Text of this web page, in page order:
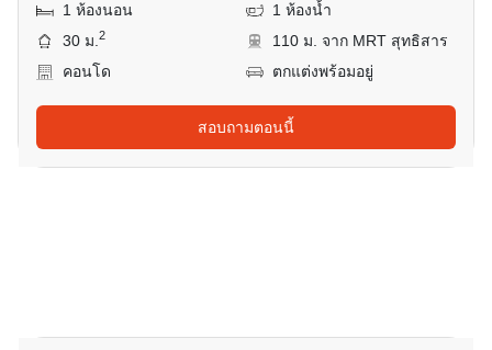
1 ห้องนอน
1 ห้องน้ำ
30 ม.2
110 ม. จาก MRT สุทธิสาร
คอนโด
ตกแต่งพร้อมอยู่
สอบถามตอนนี้